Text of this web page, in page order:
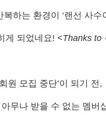
하는 환경이 ‘랜선 사수
게 되었네요! <Thanks to
원 모집 중단’이 되기 전,
무나 받을 수 없는 멤버